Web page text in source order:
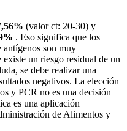
(valor ct: 20-30) y
. Eso significa que los
antígenos son muy
un riesgo residual de un
se debe realizar una
negativos. La elección
y PCR no es una decisión
es una aplicación
de Alimentos y